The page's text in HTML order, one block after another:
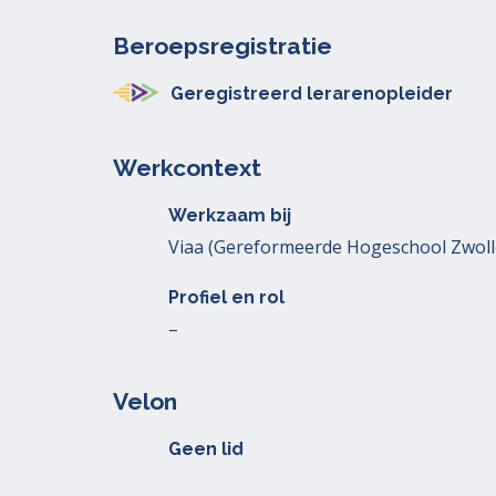
Beroepsregistratie
Geregistreerd lerarenopleider
Werkcontext
Werkzaam bij
Viaa (Gereformeerde Hogeschool
Profiel en rol
–
Velon
Geen lid